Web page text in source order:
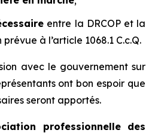
entre la DRCOP et la
à l’article 1068.1 C.c.Q.
avec le gouvernement sur
ont bon espoir que
seront apportés.
professionnelle des